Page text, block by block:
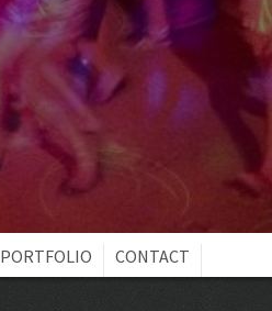
PORTFOLIO
CONTACT